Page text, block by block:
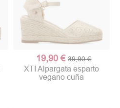
19,90 € 39,90 €
XTI Alpargata esparto
vegano cuña